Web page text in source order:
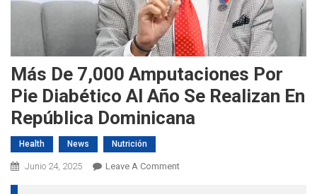
Más De 7,000 Amputaciones Por
Pie Diabético Al Año Se Realizan En
República Dominicana
Health News Nutrición
Junio 24, 2025 Leave A CommentOn